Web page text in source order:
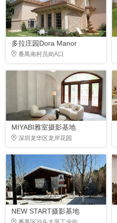
多拉庄园Dora Manor
番禺南村员岗A口
MIYABI雅室摄影基地
深圳龙华区龙岸花园
NEW START摄影基地